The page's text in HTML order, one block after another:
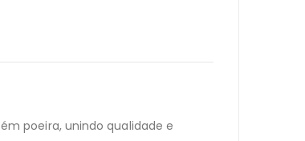
poeira, unindo qualidade e